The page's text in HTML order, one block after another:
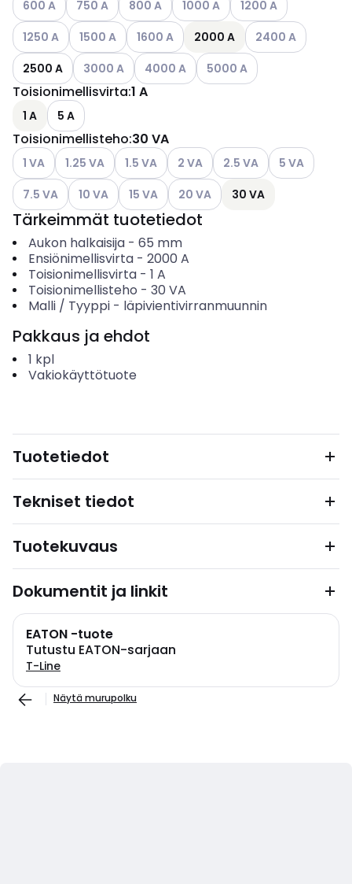
600 A 750 A 800 A 1000 A
1200 A
Katso käytettävissä olevat vaihtoehdot
1250 A Katso käytettävissä olevat vaihtoehdot
1500 A Katso käytettävissä olevat vaihtoehdot
1600 A 2000 A Katso
2400 A
2500 A
Katso käytettävissä olevat vaihtoehdot
3000 A Katso käytettävissä olevat vaihtoehdot
4000 A Katso käytettävissä olevat
5000 A
Toisionimellisvirta:1 A
1 A 5 A
Toisionimellisteho:30 VA
Katso käytettävissä olevat vaihtoehdot
1 VA Katso käytettävissä olevat vaihtoehdot
1.25 VA Katso käytettävissä olevat vaihtoehdot
1.5 VA Katso käytettävissä olevat
2 VA Katso käytettävissä
2.5 VA Katso
5 VA
Katso käytettävissä olevat vaihtoehdot
7.5 VA Katso käytettävissä olevat vaihtoehdot
10 VA Katso käytettävissä olevat vaihtoehdot
15 VA Katso käytettävissä olevat
20 VA 30 VA
Tärkeimmät tuotetiedot
Aukon halkaisija- 65 mm
Ensiönimellisvirta- 2000 A
Toisionimellisvirta- 1 A
Toisionimellisteho - 30 VA
Malli / Tyyppi- läpivientivirranmuunnin
Pakkaus ja ehdot
1 kpl
Vakiokäyttötuote
Tuotetiedot
Tekniset tiedot
Tuotekuvaus
Dokumentit ja linkit
EATON -tuote
Tutustu EATON-sarjaan
T-Line
Näytä murupolku